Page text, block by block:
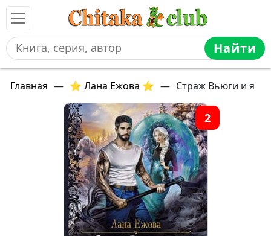
Найти
Главная — ⭐ Лана Ежова ⭐ — Страж Вьюги и я
2